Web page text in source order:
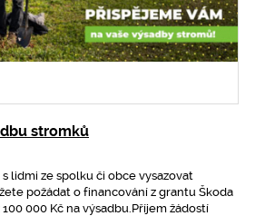
stromků
lidmi ze spolku či obce vysazovat
požádat o financování z grantu Škoda
000 Kč na výsadbu.Příjem žádostí